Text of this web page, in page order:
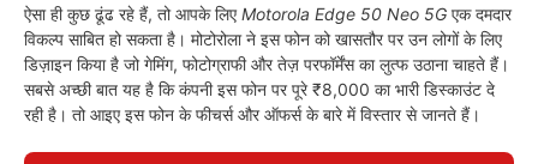
ऐसा ही कुछ ढूंढ रहे हैं, तो आपके लिएMotorola Edge 50 Neo 5G एक दमदार
विकल्प साबित हो सकता है। मोटोरोला ने इस फोन को खासतौर पर उन लोगों के लिए
डिज़ाइन किया है जो गेमिंग, फोटोग्राफी और तेज़ परफॉर्मेंस का लुत्फ उठाना चाहते हैं।
सबसे अच्छी बात यह है कि कंपनी इस फोन पर पूरे ₹8,000 का भारी डिस्काउंट दे
रही है। तो आइए इस फोन के फीचर्स और ऑफर्स के बारे में विस्तार से जानते हैं।